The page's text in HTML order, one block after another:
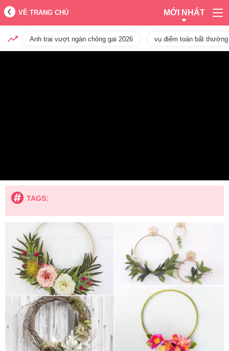
VỀ TRANG CHỦ MỚI NHẤT
Anh trai vượt ngàn chông gai 2026 vụ điểm toán bất
TAGS: